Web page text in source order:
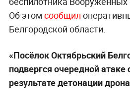
Об этом сообщил
Белгородской области.
«Посёлок Октябрьский
подвергся очередной
результате детонации